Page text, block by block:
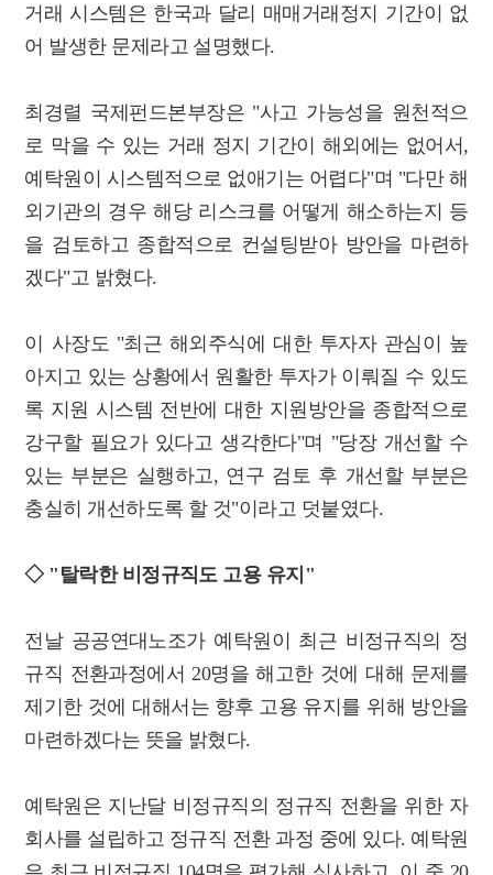
거래 시스템은 한국과 달리 매매거래정지 기간이 없
어 발생한 문제라고 설명했다.
최경렬 국제펀드본부장은 "사고 가능성을 원천적으
로 막을 수 있는 거래 정지 기간이 해외에는 없어서,
예탁원이 시스템적으로 없애기는 어렵다"며 "다만 해
외기관의 경우 해당 리스크를 어떻게 해소하는지 등
을 검토하고 종합적으로 컨설팅받아 방안을 마련하
겠다"고 밝혔다.
이 사장도 "최근 해외주식에 대한 투자자 관심이 높
아지고 있는 상황에서 원활한 투자가 이뤄질 수 있도
록 지원 시스템 전반에 대한 지원방안을 종합적으로
강구할 필요가 있다고 생각한다"며 "당장 개선할 수
있는 부분은 실행하고, 연구 검토 후 개선할 부분은
충실히 개선하도록 할 것"이라고 덧붙였다.
◇ "탈락한 비정규직도 고용 유지"
전날 공공연대노조가 예탁원이 최근 비정규직의 정
규직 전환과정에서 20명을 해고한 것에 대해 문제를
제기한 것에 대해서는 향후 고용 유지를 위해 방안을
마련하겠다는 뜻을 밝혔다.
예탁원은 지난달 비정규직의 정규직 전환을 위한 자
회사를 설립하고 정규직 전환 과정 중에 있다. 예탁원